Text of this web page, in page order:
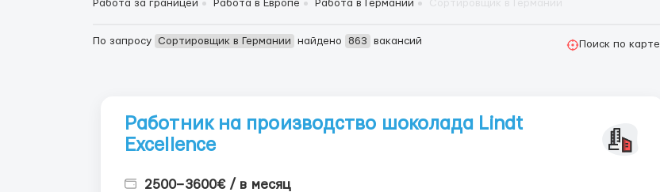
Работа за границей Работа в Европе Работа в Германии
По запросу Сортировщик в Германии найдено 863 вакансий Поиск по карте
Работник на производство шоколада Lindt
Excellence
2500–3600€ / в месяц